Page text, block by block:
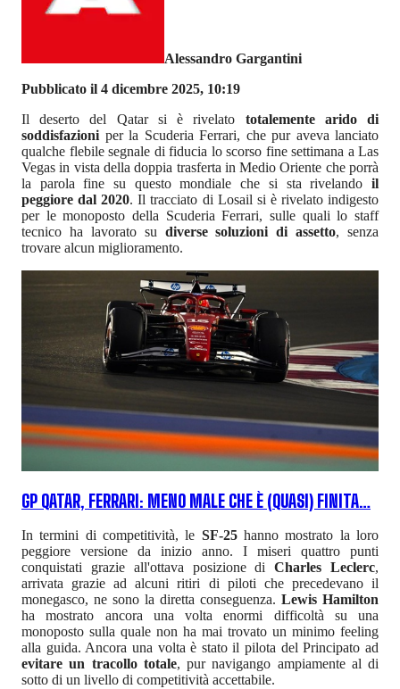
Alessandro Gargantini
Pubblicato il 4 dicembre 2025, 10:19
Il deserto del Qatar si è rivelato totalemente arido di
soddisfazioni per la Scuderia Ferrari, che pur aveva lanciato
qualche flebile segnale di fiducia lo scorso fine settimana a Las
Vegas in vista della doppia trasferta in Medio Oriente che porrà
la parola fine su questo mondiale che si sta rivelando il
peggiore dal 2020. Il tracciato di Losail si è rivelato indigesto
per le monoposto della Scuderia Ferrari, sulle quali lo staff
tecnico ha lavorato su diverse soluzioni di assetto, senza
trovare alcun miglioramento.
GP QATAR, FERRARI: MENO MALE CHE È (QUASI) FINITA…
In termini di competitività, le SF-25hanno mostrato la loro
peggiore versione da inizio anno. I miseri quattro punti
conquistati grazie all'ottava posizione diCharles Leclerc,
arrivata grazie ad alcuni ritiri di piloti che precedevano il
monegasco, ne sono la diretta conseguenza. Lewis Hamilton
ha mostrato ancora una volta enormi difficoltà su una
monoposto sulla quale non ha mai trovato un minimo feeling
alla guida. Ancora una volta è stato il pilota del Principato ad
evitare un tracollo totale, pur navigango ampiamente al di
sotto di un livello di competitività accettabile.